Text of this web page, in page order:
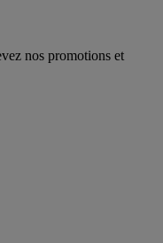
nos promotions et